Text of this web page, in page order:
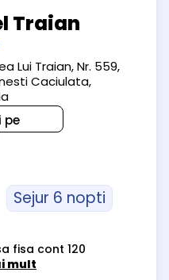
Traian
Lui Traian, Nr. 559,
Caciulata,
pe
Sejur 6 nopti
fisa cont 120
mult